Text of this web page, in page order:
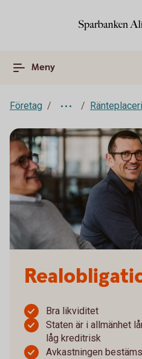
Meny
Företag
Bra likviditet
Staten är i allmänhet
låg kreditrisk
Avkastningen